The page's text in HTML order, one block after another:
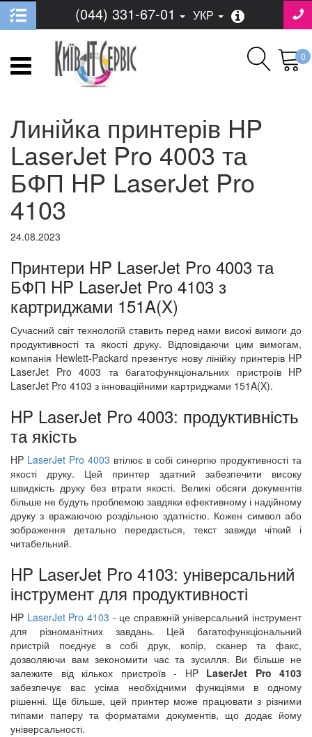
(044) 331-67-01 УКР
0
Линійка принтерів HP
LaserJet Pro 4003 та
БФП HP LaserJet Pro
4103
24.08.2023
Принтери HP LaserJet Pro 4003 та
БФП HP LaserJet Pro 4103 з
картриджами 151A(X)
Сучасний світ технологій ставить перед нами високі вимоги до
продуктивності та якості друку. Відповідаючи цим вимогам,
компанія Hewlett-Packard презентує нову лінійку принтерів HP
LaserJet Pro 4003 та багатофункціональних пристроїв HP
LaserJet Pro 4103 з інноваційними картриджами 151A(X).
HP LaserJet Pro 4003: продуктивність
та якість
HP LaserJet Pro 4003 втілює в собі синергію продуктивності та
якості друку. Цей принтер здатний забезпечити високу
швидкість друку без втрати якості. Великі обсяги документів
більше не будуть проблемою завдяки ефективному і надійному
друку з вражаючою роздільною здатністю. Кожен символ або
зображення детально передається, текст завжди чіткий і
читабельний.
HP LaserJet Pro 4103: універсальний
інструмент для продуктивності
HP LaserJet Pro 4103 - це справжній універсальний інструмент
для різноманітних завдань. Цей багатофункціональний
пристрій поєднує в собі друк, копір, сканер та факс,
дозволяючи вам зекономити час та зусилля. Ви більше не
залежите від кількох пристроїв - HP LaserJet Pro 4103
забезпечує вас усіма необхідними функціями в одному
рішенні. Ще більше, цей принтер може працювати з різними
типами паперу та форматами документів, що додає йому
універсальності.